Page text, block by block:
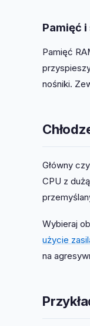
Pamięć
Pamięć
nośniki.
Główny
CPU z
Wybieraj
użycie
na